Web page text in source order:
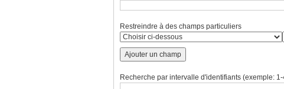
Restreindre à des champs particuliers
Ajouter un champ
Recherche par intervalle d'identifiants (exemple: